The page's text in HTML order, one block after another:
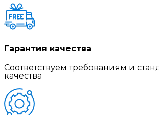
Гарантия качества
Соответствуем требованиям и
качества